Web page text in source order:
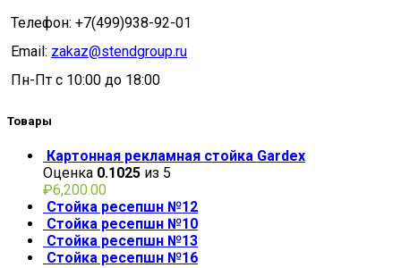
Телефон: +7(499)938-92-01
Email: zakaz@stendgroup.ru
Пн-Пт с 10:00 до 18:00
Товары
Картонная рекламная стойка Gardex
Оценка 0.1025 из 5
₽6,200.00
Стойка ресепшн №12
Стойка ресепшн №10
Стойка ресепшн №13
Стойка ресепшн №16